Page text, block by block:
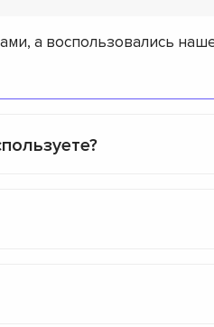
а воспользовались